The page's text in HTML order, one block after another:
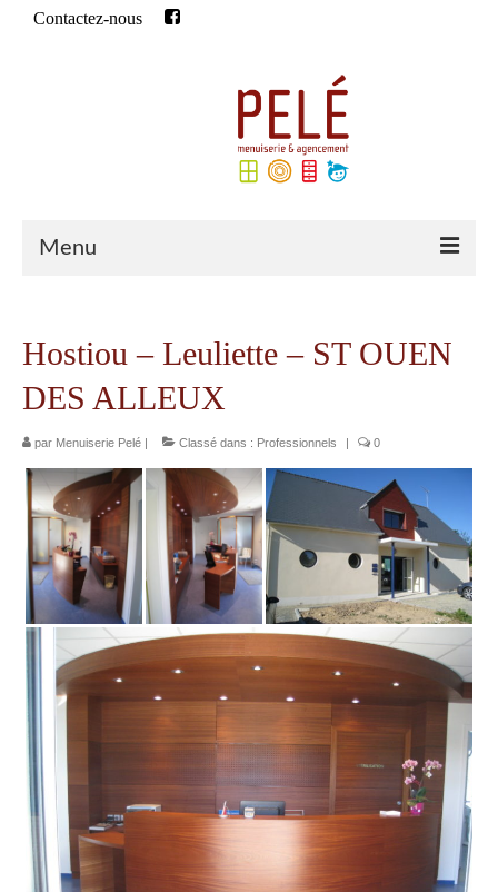
Contactez-nous
Menu
Qui sommes-nous ?
Historique
Notre équipe
Qualifications de l’entreprise
Domaines d’intervention
Menuiseries intérieures
Agencements & Mobiliers
Menuiseries extérieures
Promotions immobilière
Magasins
Hostiou – Leuliette – ST OUEN
DES ALLEUX
par Menuiserie Pelé | Classé dans : Professionnels | 0